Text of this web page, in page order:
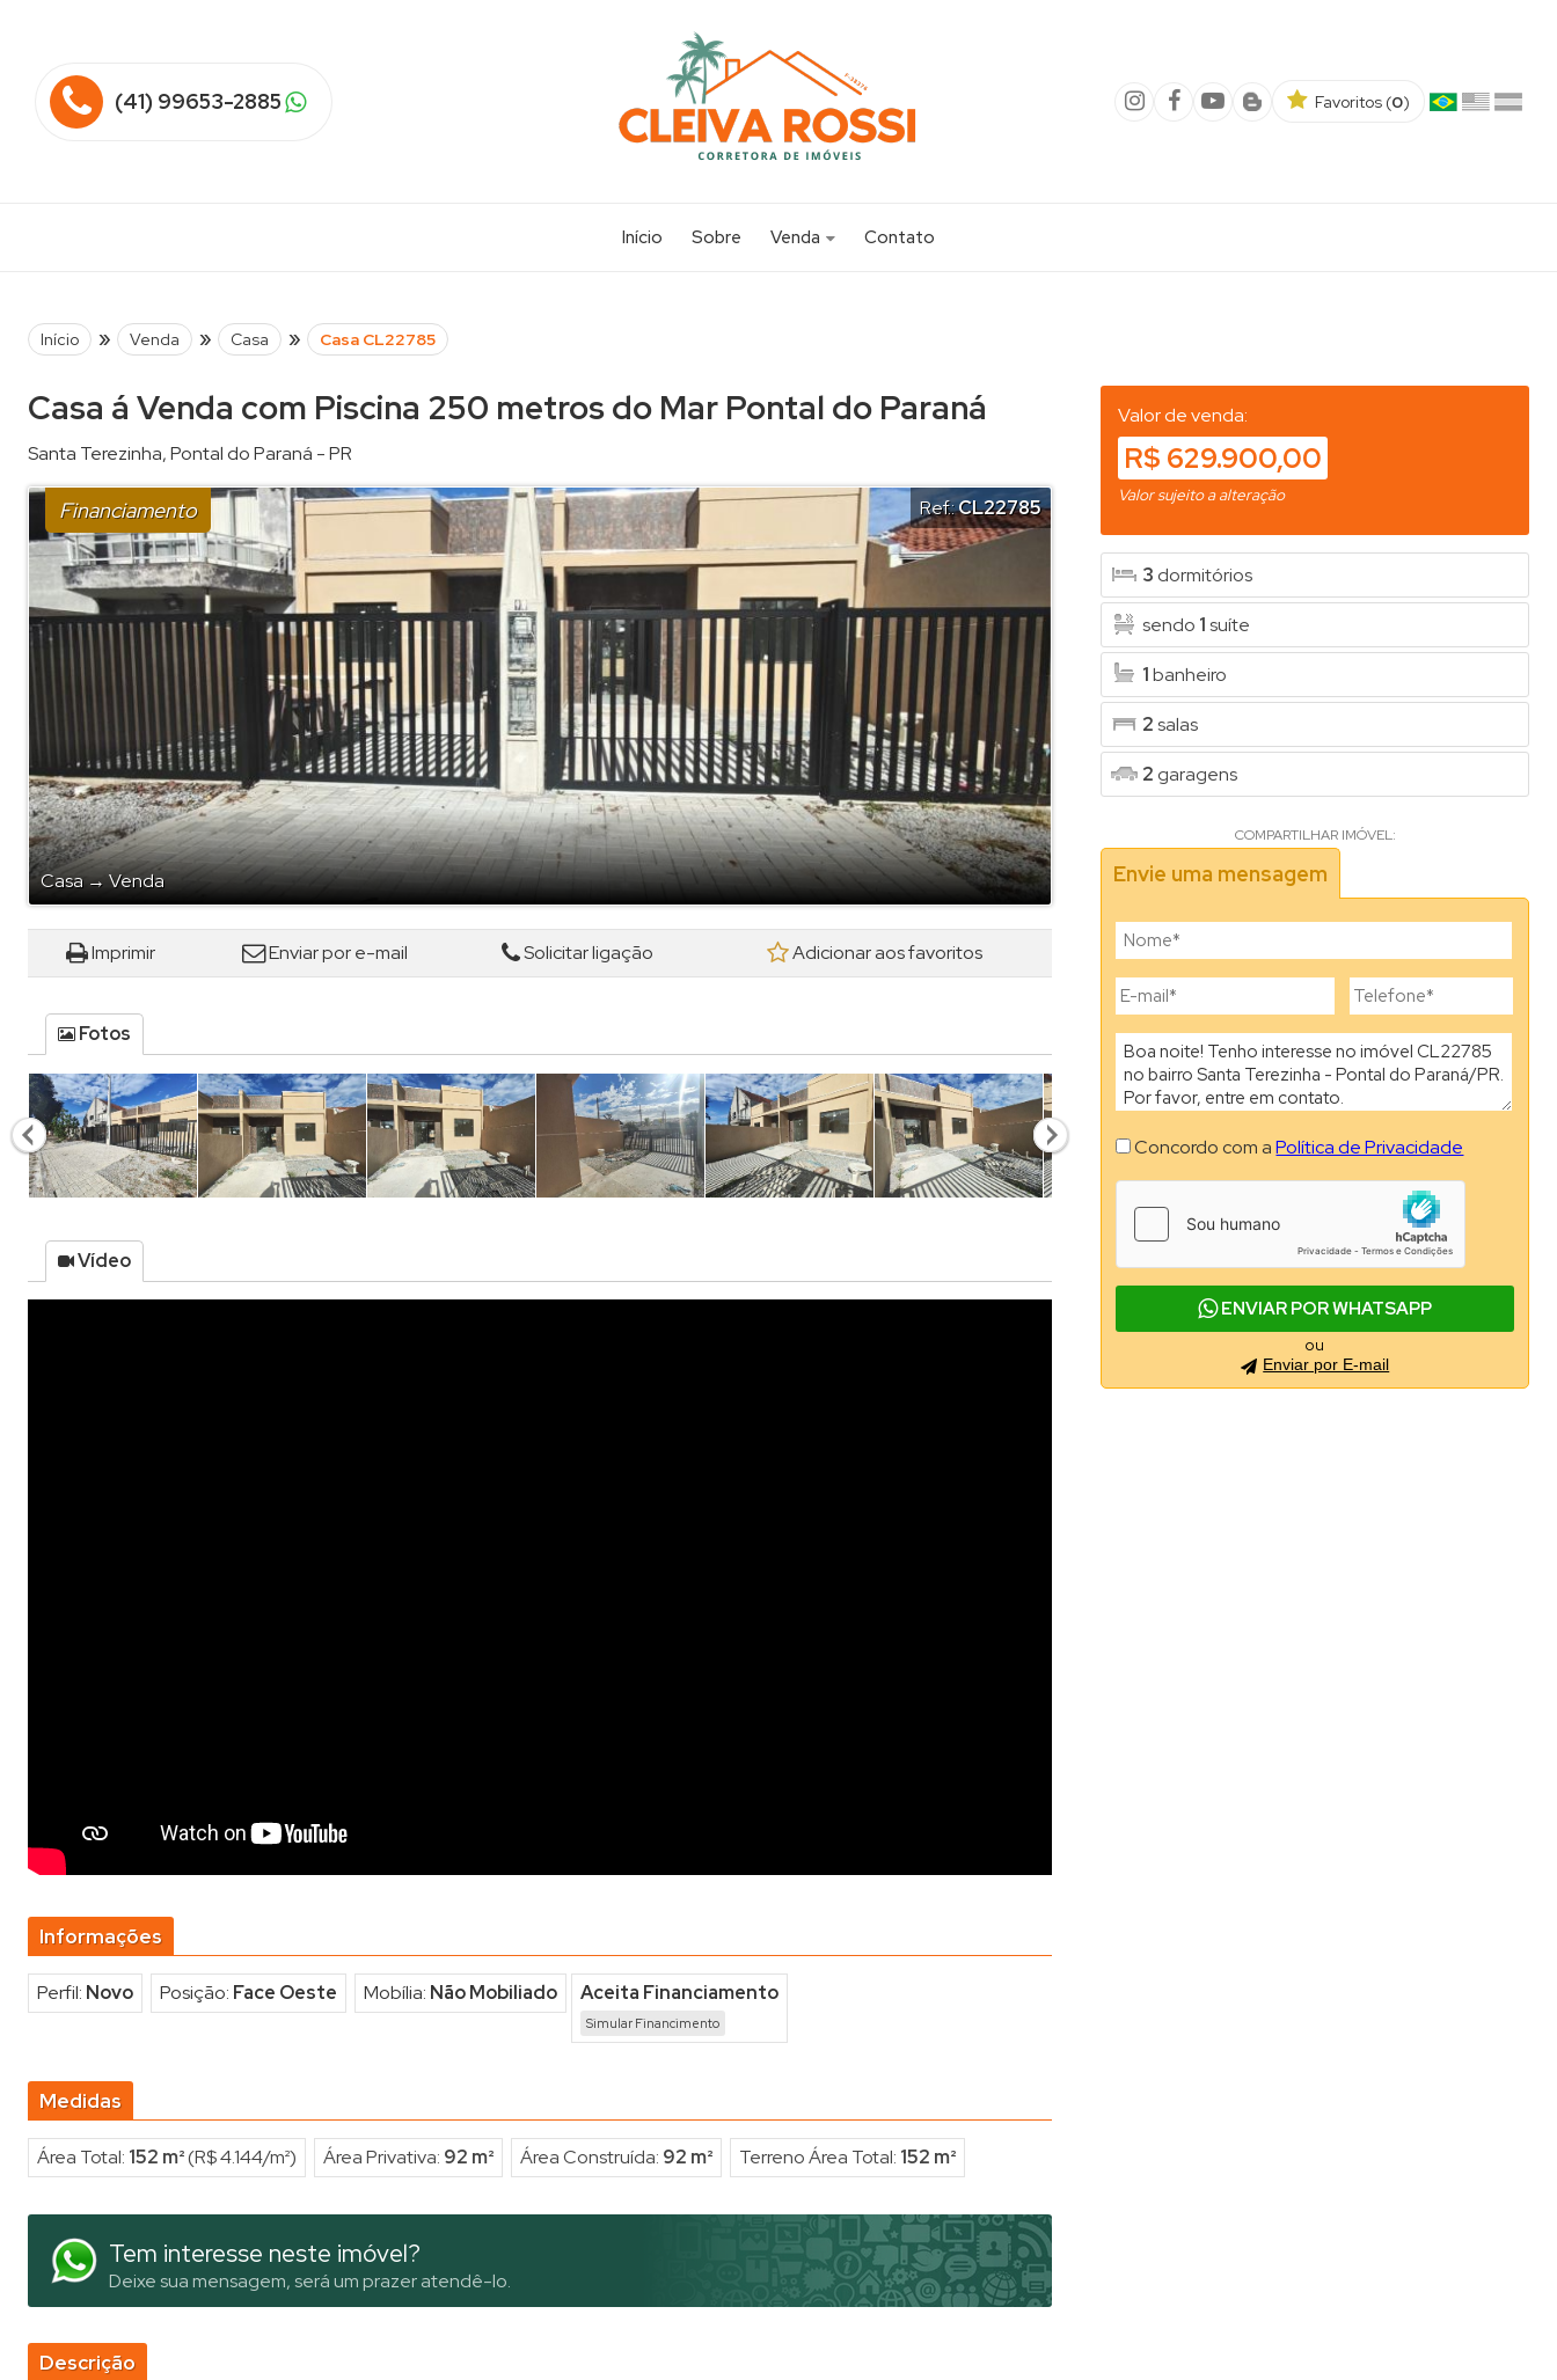
(41) 99653-2885 Favoritos (0)
Início Sobre
Venda
Sobrado (20)
Contato
Início » Venda » Casa » Casa CL22785
Casa á Venda com Piscina 250 metros do Mar Pontal do Paraná
Santa Terezinha,Pontal do Paraná -PR
Financiamento
Casa→Venda
Ref.:CL22785
Imprimir Enviar por e-mail Solicitar ligação Adicionar aos favoritos
Fotos
Vídeo
Informações
Perfil: Novo Posição: Face Oeste Mobília: Não Mobiliado Aceita Financiamento
Simular Financimento
Medidas
Área Total: 152 m²(R$ 4.144/m²) Área Privativa: 92 m² Área Construída: 92 m² Terreno Área Total: 152 m²
Tem interesse neste imóvel?
Deixe sua mensagem, será um prazer atendê-lo.
Descrição
Valor de venda:
R$ 629.900,00
Valor sujeito a alteração
3 dormitórios
sendo 1suíte
1banheiro
2salas
2 garagens
COMPARTILHAR IMÓVEL:
Envie uma mensagem
Concordo com aPolítica de Privacidade
ENVIAR POR WHATSAPP
ou
Enviar por E-mail